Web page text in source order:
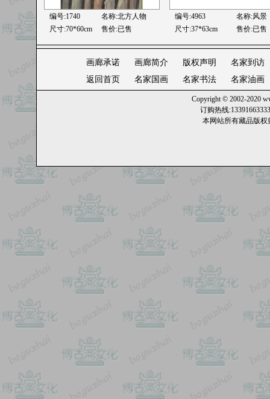
编号:1740
名称:北方人物
尺寸:70*60cm
售价:已售
编号:4963
名称:风景
尺寸:37*63cm
售价:已售
画廊承诺 画廊简介 版权声明
名家到访
返回首页
名家国画 名家书法 名家油画
Copyright © 2002-2020
订购热线
本网站所有藏品版